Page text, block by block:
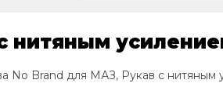
нитяным
No Brand для МАЗ, Рукав с